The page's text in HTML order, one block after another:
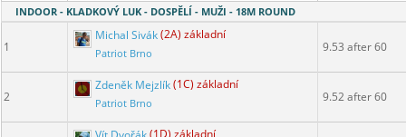
INDOOR - KLADKOVÝ LUK - DOSPĚLÍ - MUŽI - 18M ROUND
1
Michal Sivák(2A) základní
Patriot Brno 9.53 after 60
2
Zdeněk Mejzlík(1C) základní
Patriot Brno 9.52 after 60